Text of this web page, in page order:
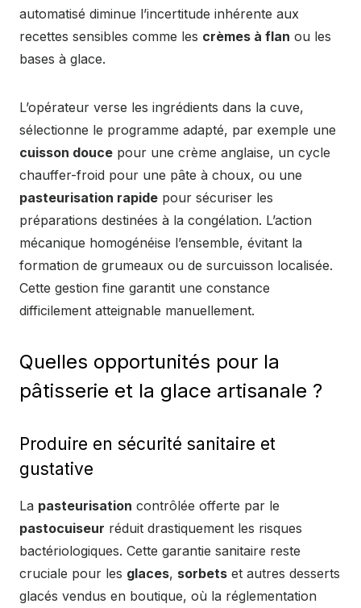
automatisé diminue l’incertitude inhérente aux
recettes sensibles comme les crèmes à flan ou les
bases à glace.
L’opérateur verse les ingrédients dans la cuve,
sélectionne le programme adapté, par exemple une
cuisson douce pour une crème anglaise, un cycle
chauffer-froid pour une pâte à choux, ou une
pasteurisation rapide pour sécuriser les
préparations destinées à la congélation. L’action
mécanique homogénéise l’ensemble, évitant la
formation de grumeaux ou de surcuisson localisée.
Cette gestion fine garantit une constance
difficilement atteignable manuellement.
Quelles opportunités pour la
pâtisserie et la glace artisanale ?
Produire en sécurité sanitaire et
gustative
La pasteurisation contrôlée offerte par le
pastocuiseur réduit drastiquement les risques
bactériologiques. Cette garantie sanitaire reste
cruciale pour les glaces, sorbets et autres desserts
glacés vendus en boutique, où la réglementation